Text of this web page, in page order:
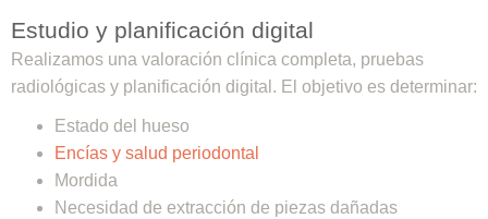
Estudio y planificación digital
Realizamos una valoración clínica completa, pruebas
radiológicas y planificación digital. El objetivo es determinar:
Estado del hueso
Encías y salud periodontal
Mordida
Necesidad de extracción de piezas dañadas